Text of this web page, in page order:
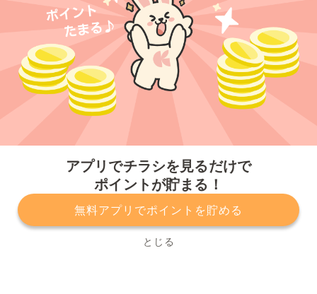
アプリでチラシを見るだけで
ポイントが貯まる！
無料アプリでポイントを貯める
とじる
プライバシーポリシー 利用規約
運営会社
サービスに関してのお問い合わせ